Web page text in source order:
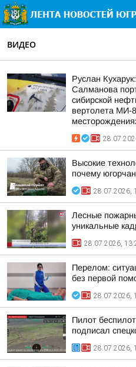
ВИДЕО
Руслан
Салманова
сибирской
вертолета МИ-
Высокие
почему
28.07.2026,
Лесные
уникальные
28.07.2026,
Перелом:
без первой
28.07.2026,
Пилот
подписал
28.07.2026,